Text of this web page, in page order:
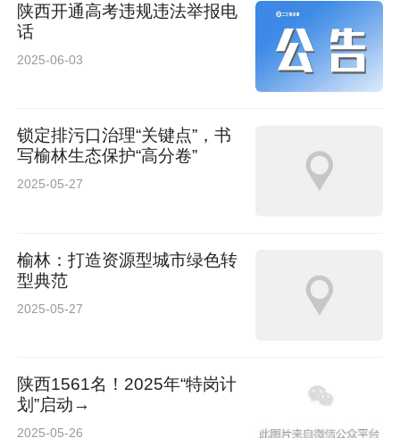
陕西开通高考违规违法举报电
话
2025-06-03
锁定排污口治理“关键点”，书
写榆林生态保护“高分卷”
2025-05-27
榆林：打造资源型城市绿色转
型典范
2025-05-27
陕西1561名！2025年“特岗计
划”启动→
2025-05-26